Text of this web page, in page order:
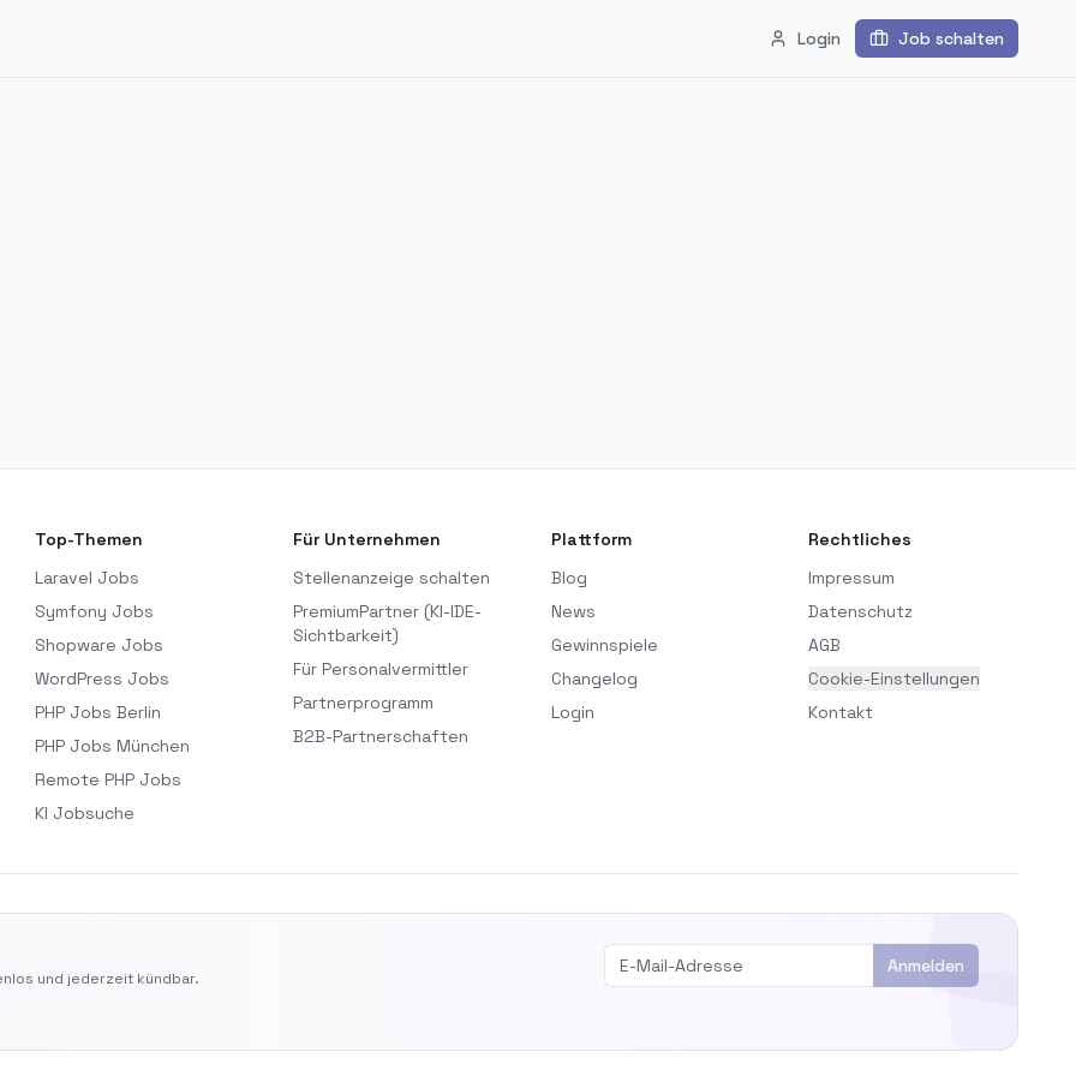
Login Job schalten
Top-Themen
Laravel Jobs
Symfony Jobs
Shopware Jobs
WordPress Jobs
PHP Jobs Berlin
PHP Jobs München
Remote PHP Jobs
KI Jobsuche
Für Unternehmen
Stellenanzeige schalten
PremiumPartner (KI-IDE-
Sichtbarkeit)
Für Personalvermittler
Partnerprogramm
B2B-Partnerschaften
Plattform
Blog
News
Gewinnspiele
Changelog
Login
Rechtliches
Impressum
Datenschutz
AGB
Cookie-Einstellungen
Kontakt
und jederzeit kündbar.
Anmelden